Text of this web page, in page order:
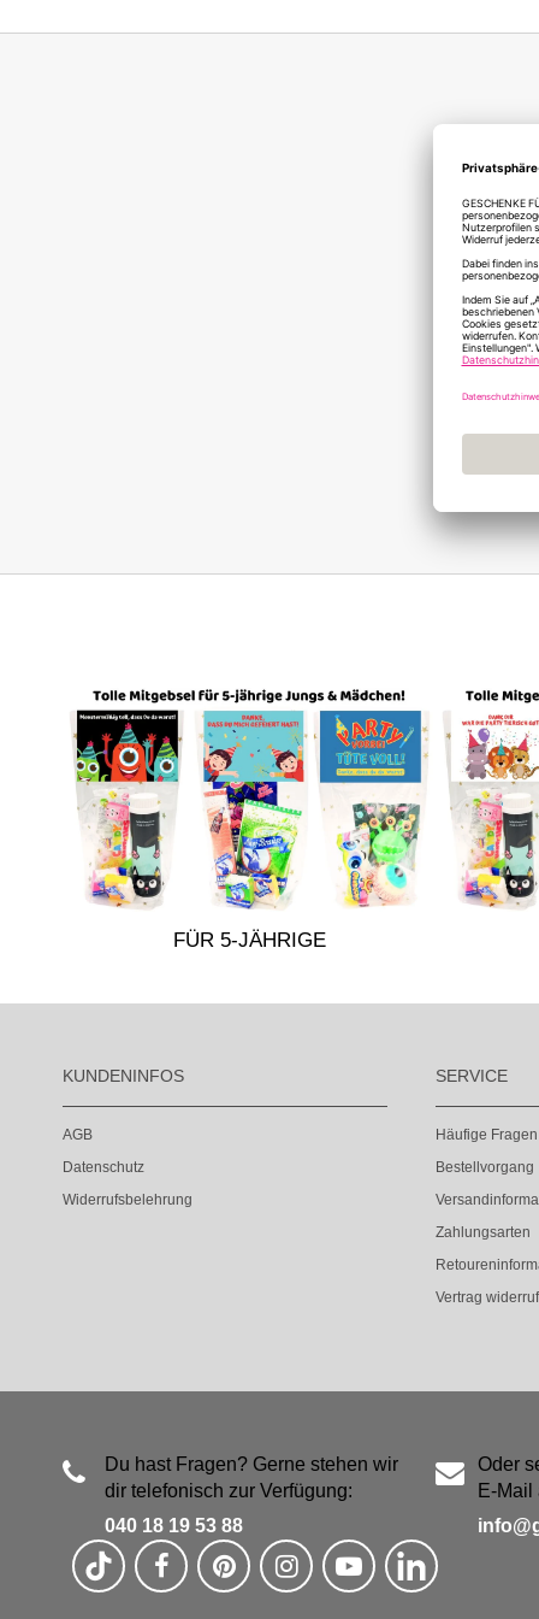
FÜR 5-JÄHRIGE
KUNDENINFOS
AGB
Datenschutz
Widerrufsbelehrung
SERVICE
Häufige Fragen
Bestellvorgang
Zahlungsarten
Vertrag
Du hast Fragen? Gerne stehen wir
dir telefonisch zur Verfügung:
040 18 19 53 88
Oder
E-Mail